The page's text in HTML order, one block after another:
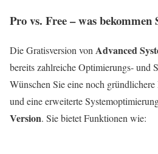
Pro vs. Free – was bekommen
Die Gratisversion von Advanced
bereits zahlreiche Optimierungs- und
Wünschen Sie eine noch
und eine erweiterte
Version. Sie bietet Funktionen wie: